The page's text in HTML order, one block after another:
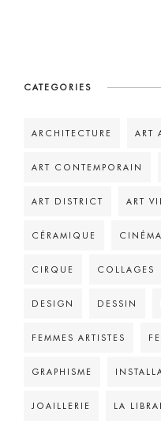
CATEGORIES
ARCHITECTURE ART
ART CONTEMPORAIN
ART DISTRICT ART
CÉRAMIQUE CINÉMA
CIRQUE COLLAGES
DESIGN DESSIN
FEMMES ARTISTES
GRAPHISME
JOAILLERIE LA